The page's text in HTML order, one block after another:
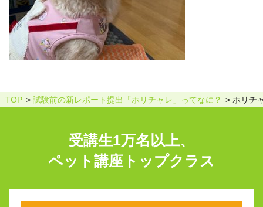
TOP 試験前の新レポート提出「ホリチャレ」ってなに？ ホリチ
受講生1万名以上、
ペット講座トップクラス